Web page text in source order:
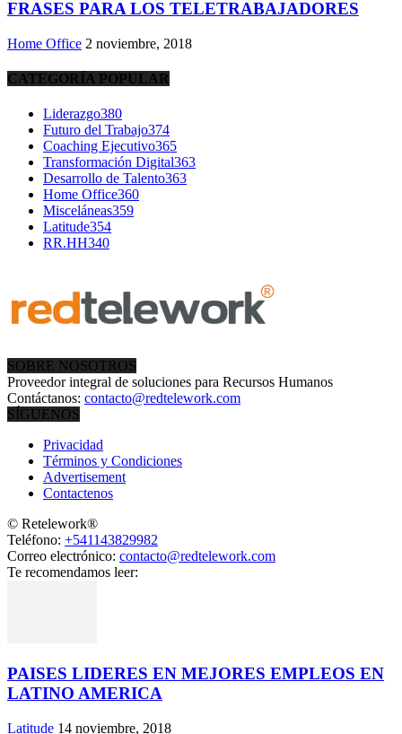
FRASES PARA LOS TELETRABAJADORES
Home Office 2 noviembre, 2018
CATEGORÍA POPULAR
Liderazgo380
Futuro del Trabajo374
Coaching Ejecutivo365
Transformación Digital363
Desarrollo de Talento363
Home Office360
Misceláneas359
Latitude354
RR.HH340
SOBRE NOSOTROS
Proveedor integral de soluciones para Recursos Humanos
Contáctanos: contacto@redtelework.com
SÍGUENOS
Privacidad
Términos y Condiciones
Advertisement
Contactenos
© Retelework®
Teléfono: +541143829982
Correo electrónico: contacto@redtelework.com
Te recomendamos leer:
PAISES LIDERES EN MEJORES EMPLEOS EN
LATINO AMERICA
Latitude 14 noviembre, 2018